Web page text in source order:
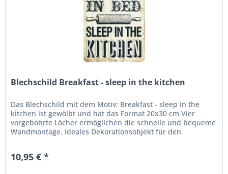
Blechschild Breakfast - sleep in the kitchen
Das Blechschild mit dem Motiv: Breakfast - sleep in the
kitchen ist gewölbt und hat das Format 20x30 cm Vier
vorgebohrte Löcher ermöglichen die schnelle und bequeme
Wandmontage. Ideales Dekorationsobjekt für den
10,95 € *